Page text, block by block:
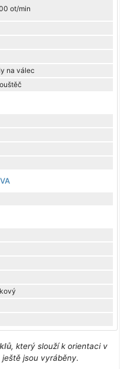
ot/min
na válec
, který slouží k orientaci v
jsou vyráběny.